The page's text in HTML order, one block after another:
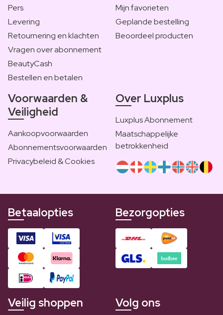
Pers
Levering
Retournering en klachten
Vragen over abonnement
BeautyCash
Bestellen en betalen
Mijn favorieten
Geplande bestelling
Beoordeel producten
Voorwaarden &
Veiligheid
Aankoopvoorwaarden
Abonnementsvoorwaarden
Privacybeleid & Cookies
Over Luxplus
Luxplus Abonnement
Maatschappelijke
betrokkenheid
Betaalopties Bezorgopties
Veilig shoppen Volg ons